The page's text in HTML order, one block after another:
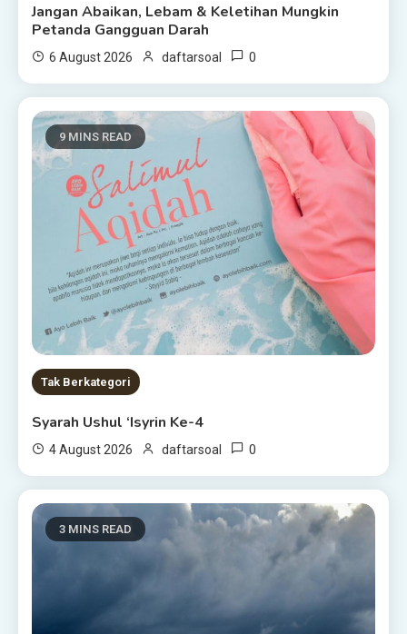
Jangan Abaikan, Lebam & Keletihan Mungkin
Petanda Gangguan Darah
6 August 2026 daftarsoal 0
9 MINS READ
Tak Berkategori
Syarah Ushul ‘Isyrin Ke-4
4 August 2026 daftarsoal 0
3 MINS READ